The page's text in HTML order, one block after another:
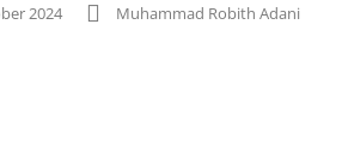
2024
Muhammad Robith Adani